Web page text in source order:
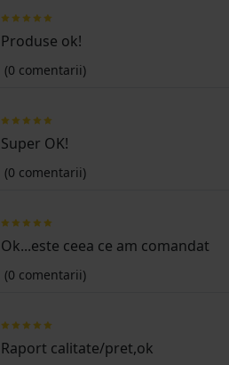
Produse ok!
(0 comentarii)
Super OK!
(0 comentarii)
Ok...este ceea ce am comandat
(0 comentarii)
Raport calitate/pret,ok